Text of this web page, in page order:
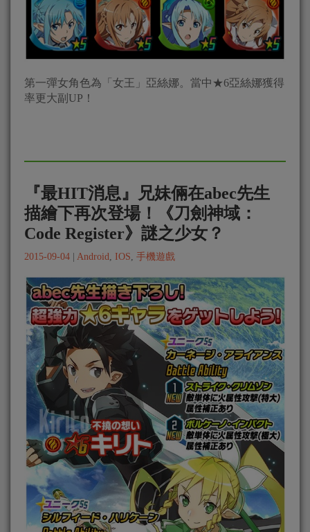
第一彈女角色為「女王」亞絲娜。當中★6亞絲娜獲得
率更大副UP！
『最HIT消息』兄妹倆在abec先生
描繪下再次登場！《刀劍神域：
Code Register》謎之少女？
2015-09-04 Android, IOS, 手機遊戲